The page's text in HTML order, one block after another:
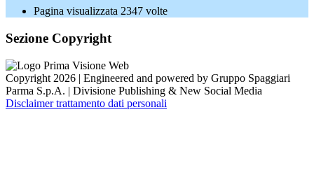
Pagina visualizzata 2347 volte
Sezione Copyright
Copyright 2026 | Engineered and powered by Gruppo Spaggiari
Parma S.p.A. | Divisione Publishing & New Social Media
Disclaimer trattamento dati personali